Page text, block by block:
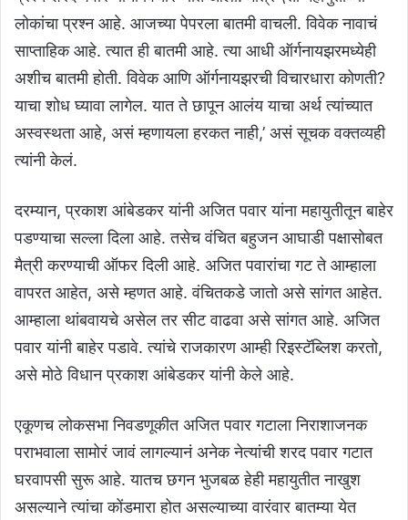
लोकांचा प्रश्न आहे. आजच्या पेपरला बातमी वाचली. विवेक नावाचं
साप्ताहिक आहे. त्यात ही बातमी आहे. त्या आधी ऑर्गनायझरमध्येही
अशीच बातमी होती. विवेक आणि ऑर्गनायझरची विचारधारा कोणती?
याचा शोध घ्यावा लागेल. यात ते छापून आलंय याचा अर्थ त्यांच्यात
अस्वस्थता आहे, असं म्हणायला हरकत नाही,’ असं सूचक वक्तव्यही
त्यांनी केलं.
दरम्यान, प्रकाश आंबेडकर यांनी अजित पवार यांना महायुतीतून बाहेर
पडण्याचा सल्ला दिला आहे. तसेच वंचित बहुजन आघाडी पक्षासोबत
मैत्री करण्याची ऑफर दिली आहे. अजित पवारांचा गट ते आम्हाला
वापरत आहेत, असे म्हणत आहे. वंचितकडे जातो असे सांगत आहेत.
आम्हाला थांबवायचे असेल तर सीट वाढवा असे सांगत आहे. अजित
पवार यांनी बाहेर पडावे. त्यांचे राजकारण आम्ही रिइस्टॅब्लिश करतो,
असे मोठे विधान प्रकाश आंबेडकर यांनी केले आहे.
एकूणच लोकसभा निवडणूकीत अजित पवार गटाला निराशाजनक
पराभवाला सामोरं जावं लागल्यानं अनेक नेत्यांची शरद पवार गटात
घरवापसी सुरू आहे. यातच छगन भुजबळ हेही महायुतीत नाखुश
असल्याने त्यांचा कोंडमारा होत असल्याच्या वारंवार बातम्या येत